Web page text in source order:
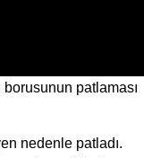
borusunun patlaması
nedenle patladı.